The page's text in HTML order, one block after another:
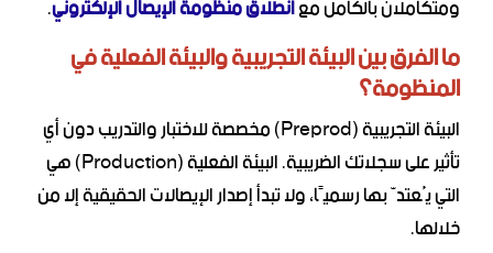
ما الفرق بين البيئة التجريبية والبيئة الفعلية في
المنظومة؟
البيئة التجريبية (Preprod) مخصصة للاختبار والتدريب دون أي
تأثير على سجلاتك الضريبية. البيئة الفعلية (Production) هي
التي يُعتدّ بها رسميًا، ولا تبدأ إصدار الإيصالات الحقيقية إلا من
خلالها.